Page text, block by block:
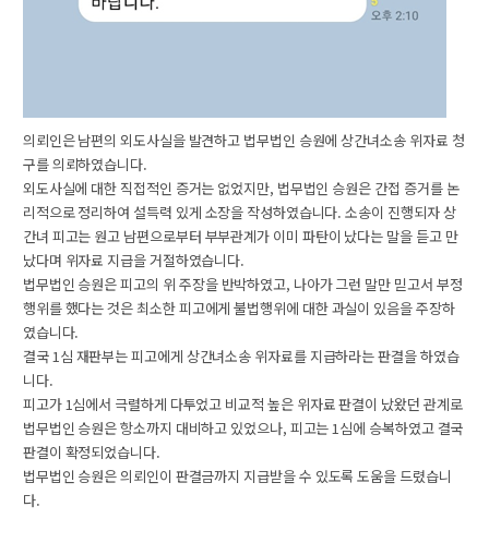
의뢰인은 남편의 외도사실을 발견하고 법무법인 승원에 상간녀소송 위자료 청
구를 의뢰하였습니다.
외도사실에 대한 직접적인 증거는 없었지만, 법무법인 승원은 간접 증거를 논
리적으로 정리하여 설득력 있게 소장을 작성하였습니다. 소송이 진행되자 상
간녀 피고는 원고 남편으로부터 부부관계가 이미 파탄이 났다는 말을 듣고 만
났다며 위자료 지급을 거절하였습니다.
법무법인 승원은 피고의 위 주장을 반박하였고, 나아가 그런 말만 믿고서 부정
행위를 했다는 것은 최소한 피고에게 불법행위에 대한 과실이 있음을 주장하
였습니다.
결국 1심 재판부는 피고에게 상간녀소송 위자료를 지급하라는 판결을 하였습
니다.
피고가 1심에서 극렬하게 다투었고 비교적 높은 위자료 판결이 났왔던 관계로
법무법인 승원은 항소까지 대비하고 있었으나, 피고는 1심에 승복하였고 결국
판결이 확정되었습니다.
법무법인 승원은 의뢰인이 판결금까지 지급받을 수 있도록 도움을 드렸습니
다.